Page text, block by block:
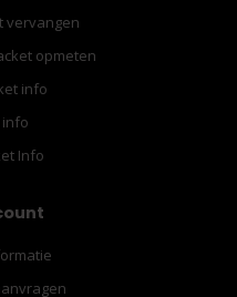
vervangen
opmeten
info
Info